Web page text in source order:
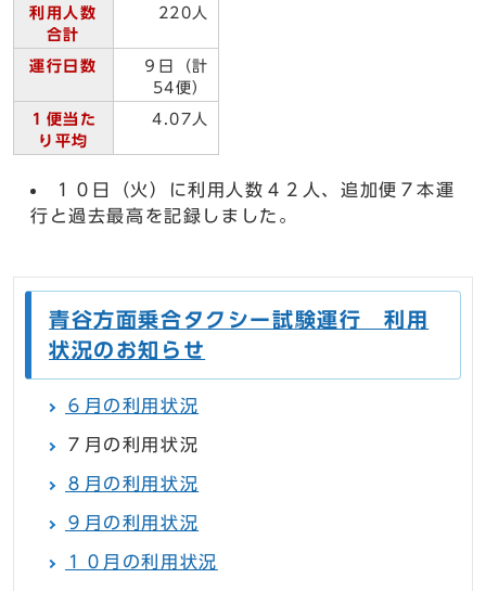
利用人数
合計
220人
運行日数
９日（計
54便）
１便当た
り平均
4.07人
１０日（火）に利用人数４２人、追加便７本運
行と過去最高を記録しました。
青谷方面乗合タクシー試験運行 利用
状況のお知らせ
６月の利用状況
７月の利用状況
８月の利用状況
９月の利用状況
１０月の利用状況